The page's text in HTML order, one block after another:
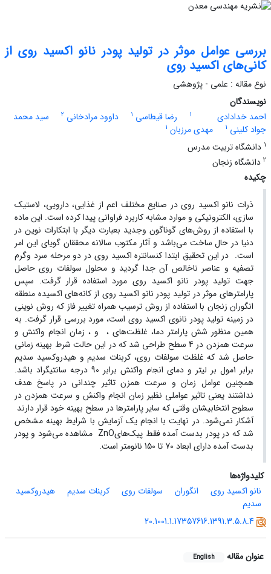
بررسی عوامل موثر در تولید پودر نانو اکسید روی از
کانی‌های اکسید روی
نوع مقاله : علمی - پژوهشی
نویسندگان
احمد خدادادی
1 رضا قیطاسی 1 داوود مرادخانی 2
سید محمد
جواد کلینی 1 مهدی مرزبان 1
1 دانشگاه تربیت مدرس
2 دانشگاه زنجان
چکیده
ذرات نانو اکسید روی در صنایع مختلف اعم از غذایی، دارویی، لاستیک
سازی، الکترونیکی و موارد مشابه کاربرد فراوانی پیدا کرده است. این ماده
با استفاده از روش‌های گوناگون وجدید بعبارت دیگر با ابتکارات نوین در
دنیا در حال ساخت می‌باشد و آثار مکتوب سالانه محققان گویای این امر
است. در این تحقیق ابتدا کنسانتره اکسید روی در دو مرحله سرد وگرم
تصفیه و عناصر ناخالص آن جدا گردید و محلول سولفات روی حاصل
جهت تولید پودر نانو اکسید روی مورد استفاده قرار گرفت. سپس
پارامترهای موثر در تولید پودر نانو اکسید روی از کانه‌های اکسیده منطقه
انگوران زنجان با استفاده از روش ترسیب همراه تغییر فاز که روش نوینی
در زمینه تولید پودر نانوی اکسید روی است، مورد بررسی قرار گرفت. به
همین منظور شش پارامتر دما، غلظت‌های ، و ، زمان انجام واکنش و
سرعت همزدن در 4 سطح طراحی شد که در این حالت شرط بهینه زمانی
حاصل شد که غلظت سولفات روی، کربنات سدیم و هیدروکسید سدیم
برابر 1مول بر لیتر و دمای انجام واکنش برابر 90 درجه سانتیگراد باشد.
همچنین عوامل زمان و سرعت همزن تاثیر چندانی در پاسخ هدف
نداشتند یعنی تاثیر عواملی نظیر زمان انجام واکنش و سرعت همزدن در
سطوح انتخابیشان وقتی که سایر پارامترها در سطح بهینه خود قرار دارند
آشکار نمی‌شود. در نهایت با انجام یک آزمایش با شرایط بهینه مشخص
شد که در پودر بدست آمده فقط پیک‌هایZnO مشاهده می‌شود و پودر
بدست آمده دارای ابعاد 70 تا 150 نانومتر است.
کلیدواژه‌ها
نانو اکسید روی
انگوران سولفات روی کربنات سدیم
هیدروکسید
سدیم
20.1001.1.17357616.1391.3.5.8.4
عنوان مقاله English